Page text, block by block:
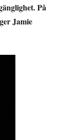
På
Jamie